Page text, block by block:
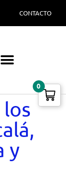
CONTACTO
y
0